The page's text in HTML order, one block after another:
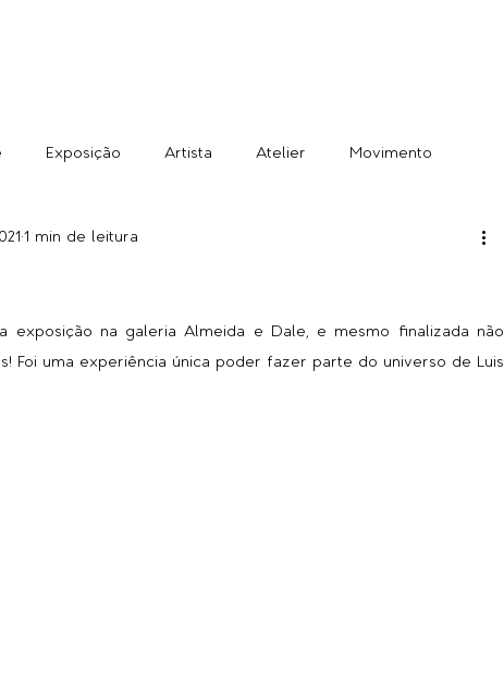
Exposição Artista Atelier Movimento
1 min de leitura
exposição na galeria Almeida e Dale, e mesmo finalizada não
Foi uma experiência única poder fazer parte do universo de Luis